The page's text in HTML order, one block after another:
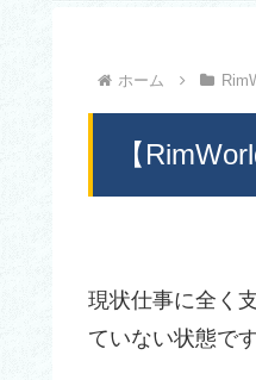
ホーム
【
現状仕事に全く
ていない状態です